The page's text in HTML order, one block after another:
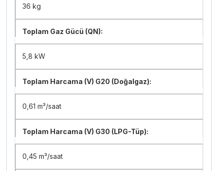
36 kg
Toplam Gaz Gücü (QN):
5,8 kW
Toplam Harcama (V) G20 (Doğalgaz):
0,61 m³/saat
Toplam Harcama (V) G30 (LPG-Tüp):
0,45 m³/saat